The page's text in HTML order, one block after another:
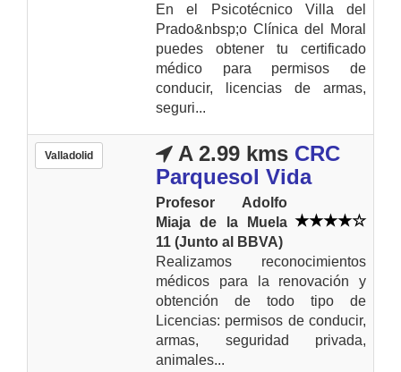
En el Psicotécnico Villa del
Prado&nbsp;o Clínica del Moral
puedes obtener tu certificado
médico para permisos de
conducir, licencias de armas,
seguri...
Valladolid A 2.99 kms CRC
Parquesol Vida
Profesor Adolfo
Miaja de la Muela
11 (Junto al BBVA)
Realizamos reconocimientos
médicos para la renovación y
obtención de todo tipo de
Licencias: permisos de conducir,
armas, seguridad privada,
animales...